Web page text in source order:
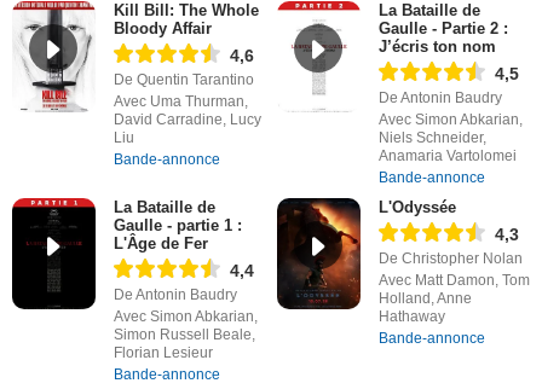
Kill Bill: The Whole
Bloody Affair
4,6
De Quentin Tarantino
Avec Uma Thurman,
David Carradine, Lucy
Liu
Bande-annonce
La Bataille de
Gaulle - Partie 2 :
J’écris ton nom
4,5
De Antonin Baudry
Avec Simon Abkarian,
Niels Schneider,
Anamaria Vartolomei
Bande-annonce
La Bataille de
Gaulle - partie 1 :
L'Âge de Fer
4,4
De Antonin Baudry
Avec Simon Abkarian,
Simon Russell Beale,
Florian Lesieur
Bande-annonce
L'Odyssée
4,3
De Christopher Nolan
Avec Matt Damon, Tom
Holland, Anne
Hathaway
Bande-annonce